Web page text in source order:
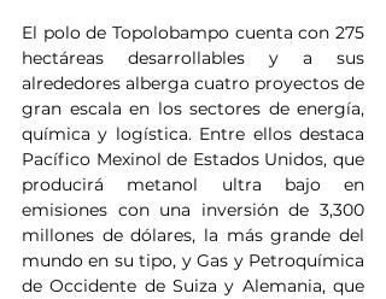
El polo de Topolobampo cuenta con 275
hectáreas desarrollables y a sus
alrededores alberga cuatro proyectos de
gran escala en los sectores de energía,
química y logística. Entre ellos destaca
Pacífico Mexinol de Estados Unidos, que
producirá metanol ultra bajo en
emisiones con una inversión de 3,300
millones de dólares, la más grande del
mundo en su tipo, y Gas y Petroquímica
de Occidente de Suiza y Alemania, que